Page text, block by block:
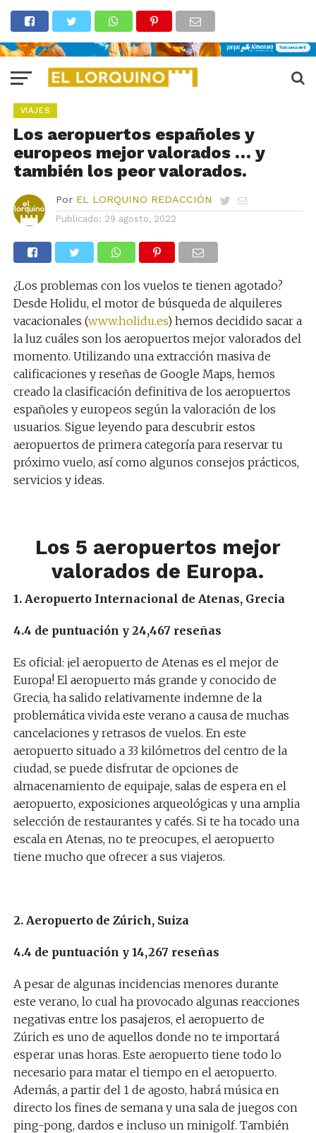
VIAJES
Los aeropuertos españoles y
europeos mejor valorados … y
también los peor valorados.
Por EL LORQUINO REDACCIÓN
Publicado: 29 agosto, 2022
¿Los problemas con los vuelos te tienen agotado?
Desde Holidu, el motor de búsqueda de alquileres
vacacionales (www.holidu.es) hemos decidido sacar a
la luz cuáles son los aeropuertos mejor valorados del
momento. Utilizando una extracción masiva de
calificaciones y reseñas de Google Maps, hemos
creado la clasificación definitiva de los aeropuertos
españoles y europeos según la valoración de los
usuarios. Sigue leyendo para descubrir estos
aeropuertos de primera categoría para reservar tu
próximo vuelo, así como algunos consejos prácticos,
servicios y ideas.
Los 5 aeropuertos mejor
valorados de Europa.
1. Aeropuerto Internacional de Atenas, Grecia
4.4 de puntuación y 24,467 reseñas
Es oficial: ¡el aeropuerto de Atenas es el mejor de
Europa! El aeropuerto más grande y conocido de
Grecia, ha salido relativamente indemne de la
problemática vivida este verano a causa de muchas
cancelaciones y retrasos de vuelos. En este
aeropuerto situado a 33 kilómetros del centro de la
ciudad, se puede disfrutar de opciones de
almacenamiento de equipaje, salas de espera en el
aeropuerto, exposiciones arqueológicas y una amplia
selección de restaurantes y cafés. Si te ha tocado una
escala en Atenas, no te preocupes, el aeropuerto
tiene mucho que ofrecer a sus viajeros.
2. Aeropuerto de Zúrich, Suiza
4.4 de puntuación y 14,267 reseñas
A pesar de algunas incidencias menores durante
este verano, lo cual ha provocado algunas reacciones
negativas entre los pasajeros, el aeropuerto de
Zúrich es uno de aquellos donde no te importará
esperar unas horas. Este aeropuerto tiene todo lo
necesario para matar el tiempo en el aeropuerto.
Además, a partir del 1 de agosto, habrá música en
directo los fines de semana y una sala de juegos con
ping-pong, dardos e incluso un minigolf. También